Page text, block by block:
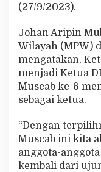
n
(27/9/2023).
Johan Aripin
Wilayah (MPW)
mengatakan,
menjadi Ketua
Muscab ke-6
sebagai ketua.
“Dengan
Muscab ini kita
anggota-
kembali dari